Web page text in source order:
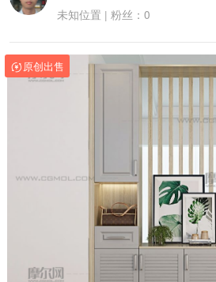
未知位置 | 粉丝：0
原创出售